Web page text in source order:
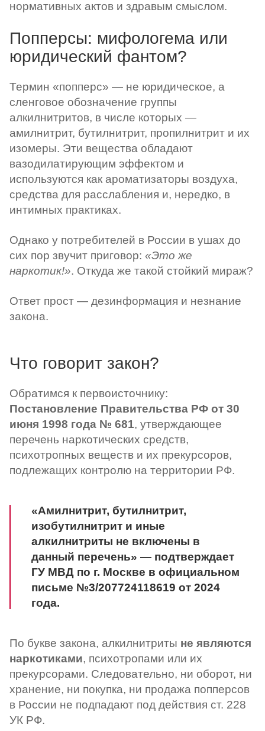
нормативных актов и здравым смыслом.
Попперсы: мифологема или
юридический фантом?
Термин «попперс» — не юридическое, а
сленговое обозначение группы
алкилнитритов, в числе которых —
амилнитрит, бутилнитрит, пропилнитрит и их
изомеры. Эти вещества обладают
вазодилатирующим эффектом и
используются как ароматизаторы воздуха,
средства для расслабления и, нередко, в
интимных практиках.
Однако у потребителей в России в ушах до
сих пор звучит приговор: «Это же
наркотик!». Откуда же такой стойкий мираж?
Ответ прост — дезинформация и незнание
закона.
Что говорит закон?
Обратимся к первоисточнику:
Постановление Правительства РФ от 30
июня 1998 года № 681, утверждающее
перечень наркотических средств,
психотропных веществ и их прекурсоров,
подлежащих контролю на территории РФ.
«Амилнитрит, бутилнитрит,
изобутилнитрит и иные
алкилнитриты не включены в
данный перечень» — подтверждает
ГУ МВД по г. Москве в официальном
письме №3/207724118619 от 2024
года.
По букве закона, алкилнитриты не являются
наркотиками, психотропами или их
прекурсорами. Следовательно, ни оборот, ни
хранение, ни покупка, ни продажа попперсов
в России не подпадают под действия ст. 228
УК РФ.